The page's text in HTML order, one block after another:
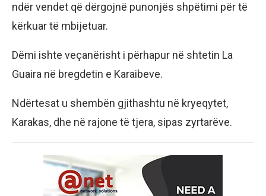
ndër vendet që dërgojnë punonjës shpëtimi për të
kërkuar të mbijetuar.
Dëmi ishte veçanërisht i përhapur në shtetin La
Guaira në bregdetin e Karaibeve.
Ndërtesat u shembën gjithashtu në kryeqytet,
Karakas, dhe në rajone të tjera, sipas zyrtarëve.